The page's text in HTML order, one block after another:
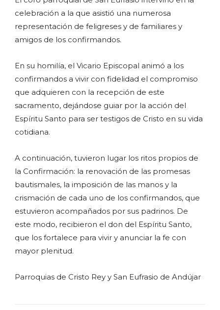
celebración a la que asistió una numerosa
representación de feligreses y de familiares y
amigos de los confirmandos.
En su homilía, el Vicario Episcopal animó a los
confirmandos a vivir con fidelidad el compromiso
que adquieren con la recepción de este
sacramento, dejándose guiar por la acción del
Espíritu Santo para ser testigos de Cristo en su vida
cotidiana.
A continuación, tuvieron lugar los ritos propios de
la Confirmación: la renovación de las promesas
bautismales, la imposición de las manos y la
crismación de cada uno de los confirmandos, que
estuvieron acompañados por sus padrinos. De
este modo, recibieron el don del Espíritu Santo,
que los fortalece para vivir y anunciar la fe con
mayor plenitud.
Parroquias de Cristo Rey y San Eufrasio de Andújar